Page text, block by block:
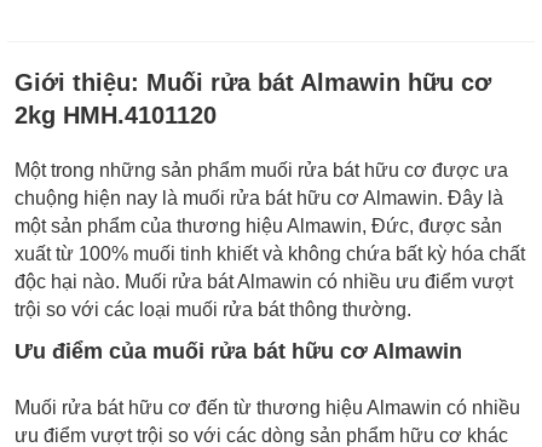
Giới thiệu: Muối rửa bát Almawin hữu cơ
2kg HMH.4101120
Một trong những sản phẩm muối rửa bát hữu cơ được ưa
chuộng hiện nay là muối rửa bát hữu cơ Almawin. Đây là
một sản phẩm của thương hiệu Almawin, Đức, được sản
xuất từ 100% muối tinh khiết và không chứa bất kỳ hóa chất
độc hại nào. Muối rửa bát Almawin có nhiều ưu điểm vượt
trội so với các loại muối rửa bát thông thường.
Ưu điểm của muối rửa bát hữu cơ Almawin
Muối rửa bát hữu cơ đến từ thương hiệu Almawin có nhiều
ưu điểm vượt trội so với các dòng sản phẩm hữu cơ khác